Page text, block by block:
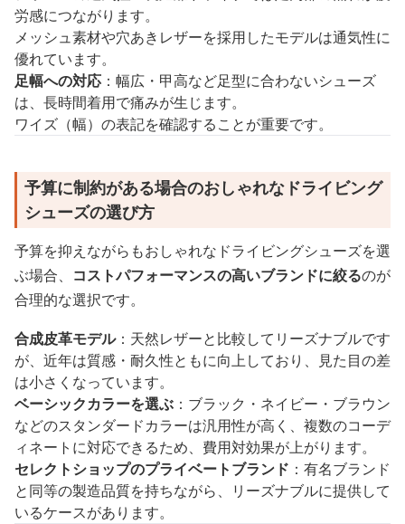
労感につながります。
メッシュ素材や穴あきレザーを採用したモデルは通気性に
優れています。
足幅への対応 ：幅広・甲高など足型に合わないシューズ
は、長時間着用で痛みが生じます。
ワイズ（幅）の表記を確認することが重要です。
予算に制約がある場合のおしゃれなドライビング
シューズの選び方
予算を抑えながらもおしゃれなドライビングシューズを選
ぶ場合、 コストパフォーマンスの高いブランドに絞るのが
合理的な選択です。
合成皮革モデル：天然レザーと比較してリーズナブルです
が、近年は質感・耐久性ともに向上しており、見た目の差
は小さくなっています。
ベーシックカラーを選ぶ ：ブラック・ネイビー・ブラウン
などのスタンダードカラーは汎用性が高く、複数のコーデ
ィネートに対応できるため、費用対効果が上がります。
セレクトショップのプライベートブランド ：有名ブランド
と同等の製造品質を持ちながら、リーズナブルに提供して
いるケースがあります。